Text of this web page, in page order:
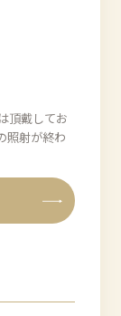
頂戴してお
照射が終わ